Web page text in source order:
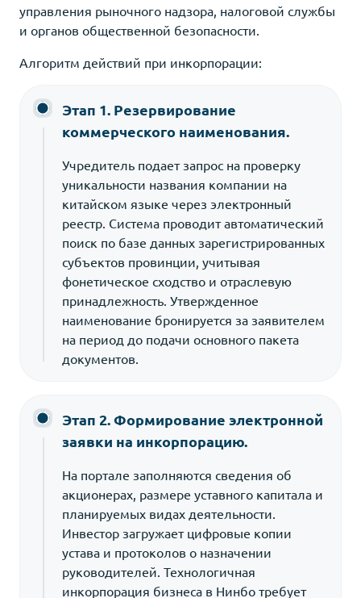
управления рыночного надзора, налоговой службы
и органов общественной безопасности.
Алгоритм действий при инкорпорации:
Этап 1. Резервирование
коммерческого наименования.
Учредитель подает запрос на проверку
уникальности названия компании на
китайском языке через электронный
реестр. Система проводит автоматический
поиск по базе данных зарегистрированных
субъектов провинции, учитывая
фонетическое сходство и отраслевую
принадлежность. Утвержденное
наименование бронируется за заявителем
на период до подачи основного пакета
документов.
Этап 2. Формирование электронной
заявки на инкорпорацию.
На портале заполняются сведения об
акционерах, размере уставного капитала и
планируемых видах деятельности.
Инвестор загружает цифровые копии
устава и протоколов о назначении
руководителей. Технологичная
инкорпорация бизнеса в Нинбо требует